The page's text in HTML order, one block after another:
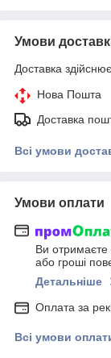
Умови
Доставка
Нова Пошта
Доставка
Всі умови
Умови оплати
Ви
або гроші
Детальніше
Оплата за
Всі умови